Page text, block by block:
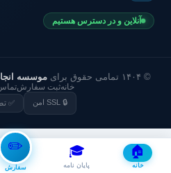
🏠
خانه
🎓
پایان نامه
✏️
سفارش
آنلاین و در دسترس هستیم
© ۱۴۰۴ تمامی حقوق برای موسسه
خانهثبت سفارش
🔒 SSL امن ✅